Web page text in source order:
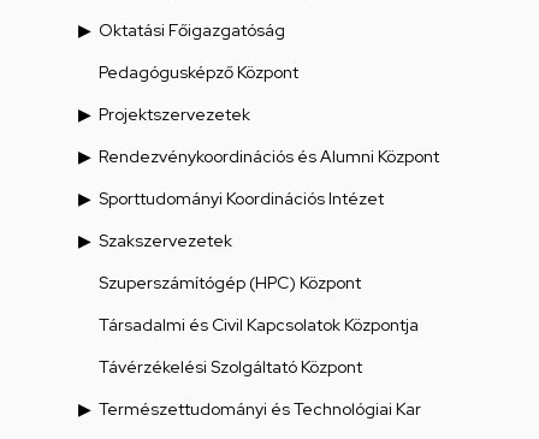
Oktatási Főigazgatóság
Pedagógusképző Központ
Projektszervezetek
Rendezvénykoordinációs és Alumni Központ
Sporttudományi Koordinációs Intézet
Szakszervezetek
Szuperszámítógép (HPC) Központ
Társadalmi és Civil Kapcsolatok Központja
Távérzékelési Szolgáltató Központ
Természettudományi és Technológiai Kar